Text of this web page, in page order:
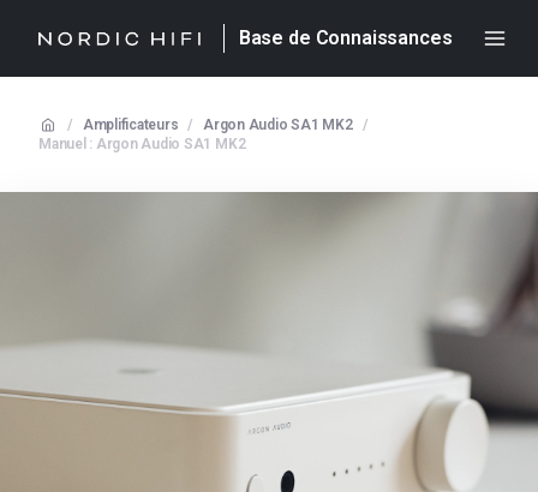
Base de Connaissances
/ Amplificateurs / Argon Audio SA1 MK2 /
Manuel : Argon Audio SA1 MK2